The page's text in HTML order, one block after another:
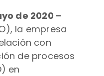
de 2020 –
la empresa
con
de procesos
en